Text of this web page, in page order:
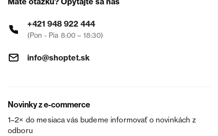
+421 948 922 444
(Pon - Pia 8:00 – 18:30)
info@shoptet.sk
Novinky z e-commerce
1–2× do mesiaca vás budeme informovať o novinkách z
odboru